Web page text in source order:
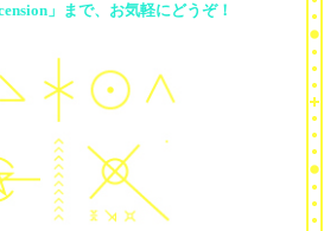
」まで、お気軽にどうぞ！